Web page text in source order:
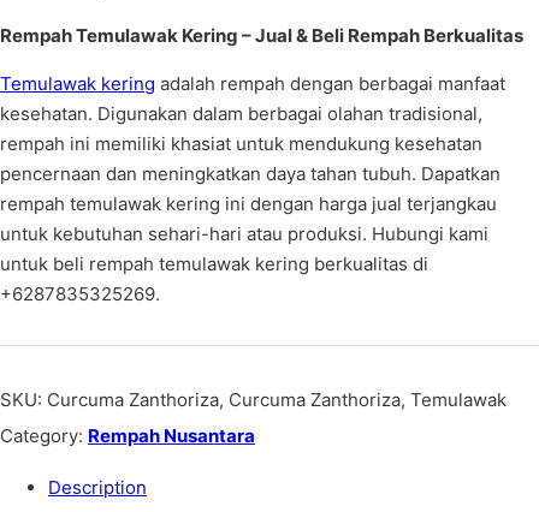
Rempah Temulawak Kering – Jual & Beli Rempah Berkualitas
Temulawak kering adalah rempah dengan berbagai manfaat
kesehatan. Digunakan dalam berbagai olahan tradisional,
rempah ini memiliki khasiat untuk mendukung kesehatan
pencernaan dan meningkatkan daya tahan tubuh. Dapatkan
rempah temulawak kering ini dengan harga jual terjangkau
untuk kebutuhan sehari-hari atau produksi. Hubungi kami
untuk beli rempah temulawak kering berkualitas di
+6287835325269.
SKU: Curcuma Zanthoriza, Curcuma Zanthoriza, Temulawak
Category: Rempah Nusantara
Description